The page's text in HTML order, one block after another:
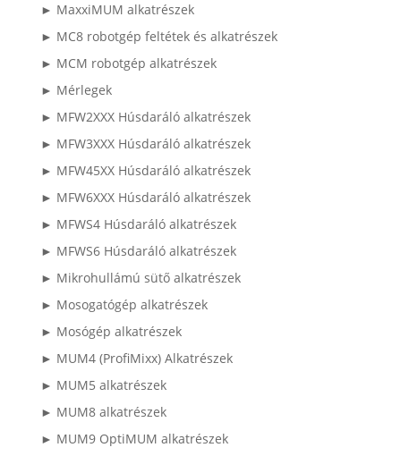
► MaxxiMUM alkatrészek
► MC8 robotgép feltétek és alkatrészek
► MCM robotgép alkatrészek
► Mérlegek
► MFW2XXX Húsdaráló alkatrészek
► MFW3XXX Húsdaráló alkatrészek
► MFW45XX Húsdaráló alkatrészek
► MFW6XXX Húsdaráló alkatrészek
► MFWS4 Húsdaráló alkatrészek
► MFWS6 Húsdaráló alkatrészek
► Mikrohullámú sütő alkatrészek
► Mosogatógép alkatrészek
► Mosógép alkatrészek
► MUM4 (ProfiMixx) Alkatrészek
► MUM5 alkatrészek
► MUM8 alkatrészek
► MUM9 OptiMUM alkatrészek